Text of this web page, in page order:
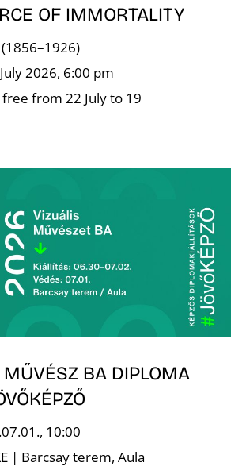
OF IMMORTALITY
2026, 6:00 pm
from 22 July to 19
BA DIPLOMA
10:00
| Barcsay terem, Aula